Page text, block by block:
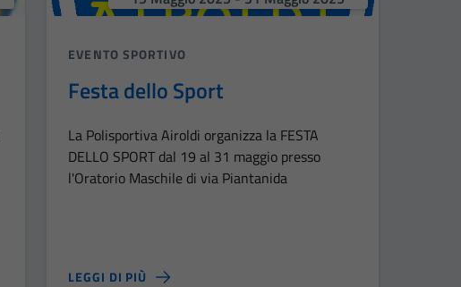
EVENTO SPORTIVO
Festa dello Sport
La Polisportiva Airoldi organizza la FESTA
DELLO SPORT dal 19 al 31 maggio presso
l'Oratorio Maschile di via Piantanida
LEGGI DI PIÙ